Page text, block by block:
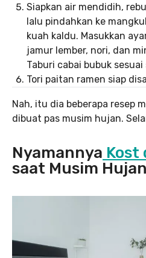
Siapkan air mendidih,
lalu pindahkan ke
kuah kaldu. Masukkan
jamur lember, nori, dan
Taburi cabai bubuk sesuai
Tori paitan ramen siap
Nah, itu dia beberapa resep
dibuat pas musim hujan.
Nyamannya Kost
saat Musim Hujan